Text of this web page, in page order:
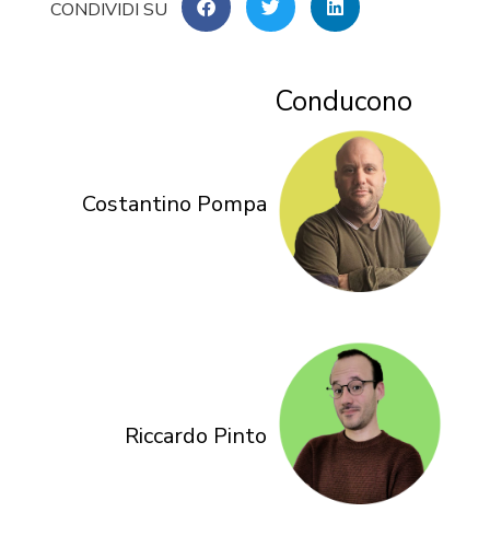
Conducono
Costantino Pompa
Riccardo Pinto